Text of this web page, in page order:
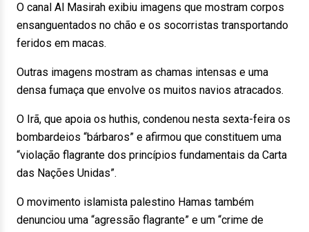
O canal Al Masirah exibiu imagens que mostram corpos
ensanguentados no chão e os socorristas transportando
feridos em macas.
Outras imagens mostram as chamas intensas e uma
densa fumaça que envolve os muitos navios atracados.
O Irã, que apoia os huthis, condenou nesta sexta-feira os
bombardeios “bárbaros” e afirmou que constituem uma
“violação flagrante dos princípios fundamentais da Carta
das Nações Unidas”.
O movimento islamista palestino Hamas também
denunciou uma “agressão flagrante” e um “crime de